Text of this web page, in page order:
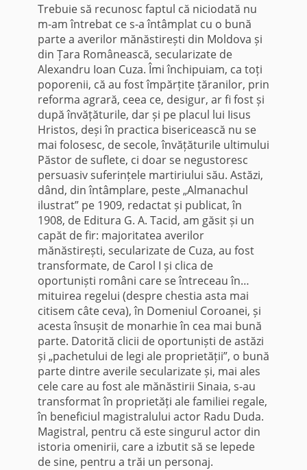
Trebuie să recunosc faptul că niciodată nu
m-am întrebat ce s-a întâmplat cu o bună
parte a averilor mănăstirești din Moldova și
din Țara Românească, secularizate de
Alexandru Ioan Cuza. Îmi închipuiam, ca toți
poporenii, că au fost împărțite țăranilor, prin
reforma agrară, ceea ce, desigur, ar fi fost și
după învățăturile, dar și pe placul lui Iisus
Hristos, deși în practica bisericească nu se
mai folosesc, de secole, învățăturile ultimului
Păstor de suflete, ci doar se negustoresc
persuasiv suferințele martiriului său. Astăzi,
dând, din întâmplare, peste „Almanachul
ilustrat” pe 1909, redactat și publicat, în
1908, de Editura G. A. Tacid, am găsit și un
capăt de fir: majoritatea averilor
mănăstirești, secularizate de Cuza, au fost
transformate, de Carol I și clica de
oportuniști români care se întreceau în…
mituirea regelui (despre chestia asta mai
citisem câte ceva), în Domeniul Coroanei, și
acesta însușit de monarhie în cea mai bună
parte. Datorită clicii de oportuniști de astăzi
și „pachetului de legi ale proprietății”, o bună
parte dintre averile secularizate și, mai ales
cele care au fost ale mănăstirii Sinaia, s-au
transformat în proprietăți ale familiei regale,
în beneficiul magistralului actor Radu Duda.
Magistral, pentru că este singurul actor din
istoria omenirii, care a izbutit să se lepede
de sine, pentru a trăi un personaj.